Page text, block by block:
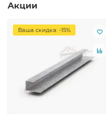
Акции
Ваша скидка: -15%